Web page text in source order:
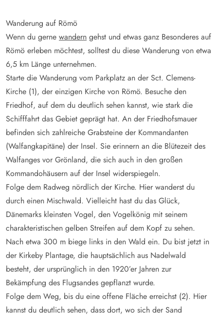
Wanderung auf Römö
Wenn du gerne wandern gehst und etwas ganz Besonderes auf
Römö erleben möchtest, solltest du diese Wanderung von etwa
6,5 km Länge unternehmen.
Starte die Wanderung vom Parkplatz an der Sct. Clemens-
Kirche (1), der einzigen Kirche von Römö. Besuche den
Friedhof, auf dem du deutlich sehen kannst, wie stark die
Schifffahrt das Gebiet geprägt hat. An der Friedhofsmauer
befinden sich zahlreiche Grabsteine der Kommandanten
(Walfangkapitäne) der Insel. Sie erinnern an die Blütezeit des
Walfanges vor Grönland, die sich auch in den großen
Kommandohäusern auf der Insel widerspiegeln.
Folge dem Radweg nördlich der Kirche. Hier wanderst du
durch einen Mischwald. Vielleicht hast du das Glück,
Dänemarks kleinsten Vogel, den Vogelkönig mit seinem
charakteristischen gelben Streifen auf dem Kopf zu sehen.
Nach etwa 300 m biege links in den Wald ein. Du bist jetzt in
der Kirkeby Plantage, die hauptsächlich aus Nadelwald
besteht, der ursprünglich in den 1920’er Jahren zur
Bekämpfung des Flugsandes gepflanzt wurde.
Folge dem Weg, bis du eine offene Fläche erreichst (2). Hier
kannst du deutlich sehen, dass dort, wo sich der Sand